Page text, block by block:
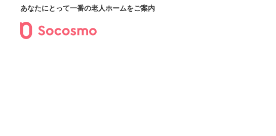
あなたにとって一番の老人ホームをご案内